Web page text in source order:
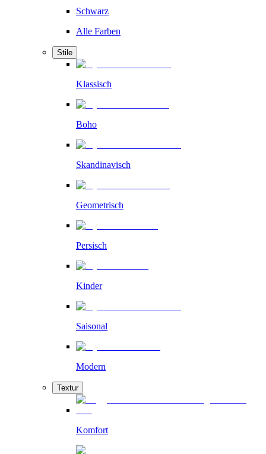
Schwarz
Alle Farben
Stile
Klassisch
Boho
Skandinavisch
Geometrisch
Persisch
Kinder
Saisonal
Modern
Textur
Komfort